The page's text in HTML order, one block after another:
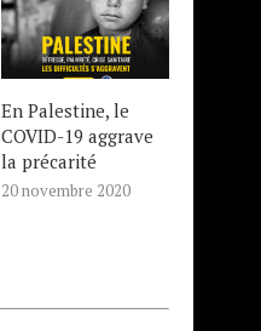
En Palestine, le
COVID-19 aggrave
la précarité
20 novembre 2020